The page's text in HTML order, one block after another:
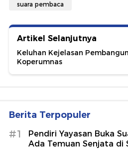
suara pembaca
Artikel Selanjutnya
Keluhan Kejelasan
Koperumnas
Berita Terpopuler
#1
Pendiri Yayasan Buka
Ada Temuan Senjata di